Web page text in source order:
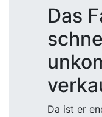
Das
Da ist er